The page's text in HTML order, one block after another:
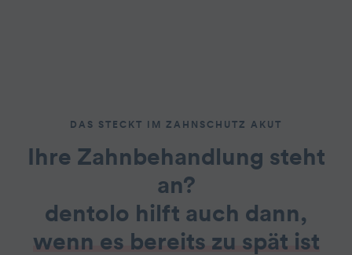
DAS STECKT IM ZAHNSCHUTZ AKUT
Ihre Zahnbehandlung steht
an?
dentolo hilft auch dann,
wenn es bereits zu spät ist